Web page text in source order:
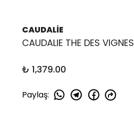
CAUDALİE
CAUDALIE THE DES VIGNES
₺ 1,379.00
Paylaş: